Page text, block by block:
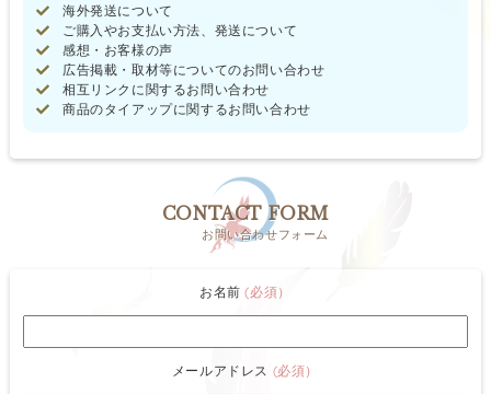
海外発送について
ご購入やお支払い方法、発送について
感想・お客様の声
広告掲載・取材等についてのお問い合わせ
相互リンクに関するお問い合わせ
商品のタイアップに関するお問い合わせ
CONTACT FORM
お問い合わせフォーム
お名前(必須）
メールアドレス (必須）